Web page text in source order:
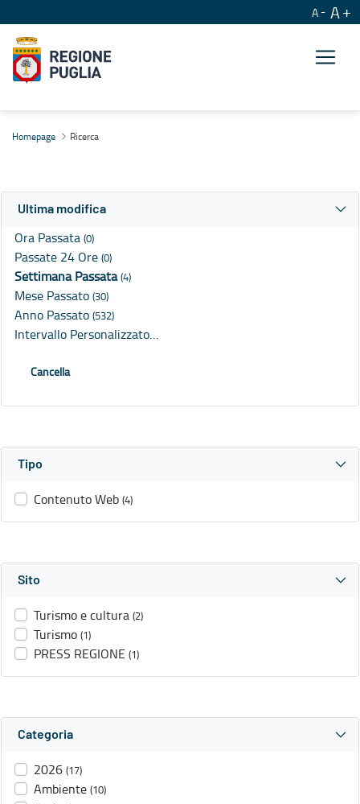
A A
Homepage Ricerca
Ultima modifica
Ora Passata (0)
Passate 24 Ore (0)
Settimana Passata(4)
Mese Passato (30)
Anno Passato (532)
Intervallo Personalizzato…
Cancella
Tipo
Contenuto Web (4)
Sito
Turismo e cultura (2)
Turismo (1)
PRESS REGIONE (1)
Categoria
2026 (17)
Ambiente (10)